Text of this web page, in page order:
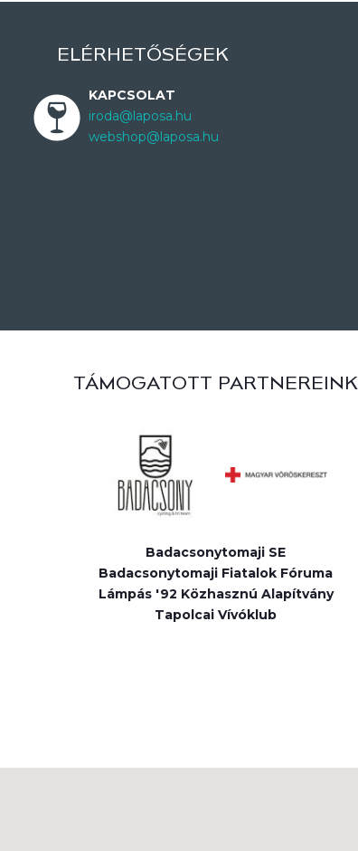
ELÉRHETŐSÉGEK
KAPCSOLAT
iroda@laposa.hu
webshop@laposa.hu
TÁMOGATOTT PARTNEREINK
Badacsonytomaji SE
Badacsonytomaji Fiatalok Fóruma
Lámpás '92 Közhasznú Alapítvány
Tapolcai Vívóklub